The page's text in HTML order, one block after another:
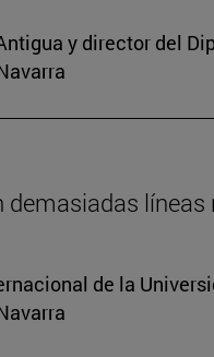
y director del
demasiadas líneas
de la